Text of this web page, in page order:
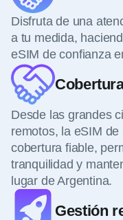
Disfruta de una
a tu medida,
eSIM de confianza
Desde las grandes
remotos, la eSIM
cobertura fiable,
tranquilidad y
lugar de Argentina.
Gestión